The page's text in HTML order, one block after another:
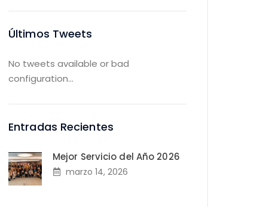
Últimos Tweets
No tweets available or bad
configuration...
Entradas Recientes
Mejor Servicio del Año 2026
marzo 14, 2026